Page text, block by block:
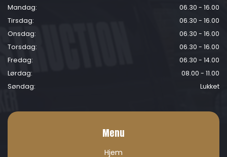
Mandag:
06.30 - 16.00
Tirsdag:
06.30 - 16.00
Onsdag:
06.30 - 16.00
Torsdag:
06.30 - 16.00
Fredag:
06.30 - 14.00
Lørdag:
08.00 - 11.00
Søndag:
Lukket
Menu
Hjem